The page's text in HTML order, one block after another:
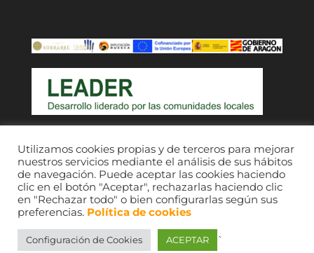
CEDESOR 2021. © Imágenes, sus respectivos
Utilizamos cookies propias y de terceros para mejorar
nuestros servicios mediante el análisis de sus hábitos
de navegación. Puede aceptar las cookies haciendo
clic en el botón "Aceptar", rechazarlas haciendo clic
en "Rechazar todo" o bien configurarlas según sus
preferencias. Política de cookies
Configuración de Cookies ACEPTAR `